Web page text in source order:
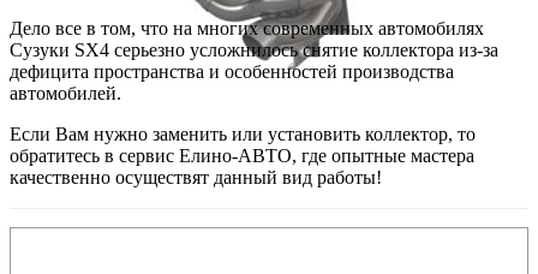
Дело все в том, что на многих современных автомобилях
Сузуки SX4 серьезно усложнилось снятие коллектора из-за
дефицита пространства и особенностей производства
автомобилей.
Если Вам нужно заменить или установить коллектор, то
обратитесь в сервис Елино-АВТО, где опытные мастера
качественно осуществят данный вид работы!